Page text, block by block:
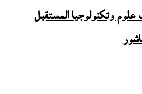
وتكنولوجيا المستقبل